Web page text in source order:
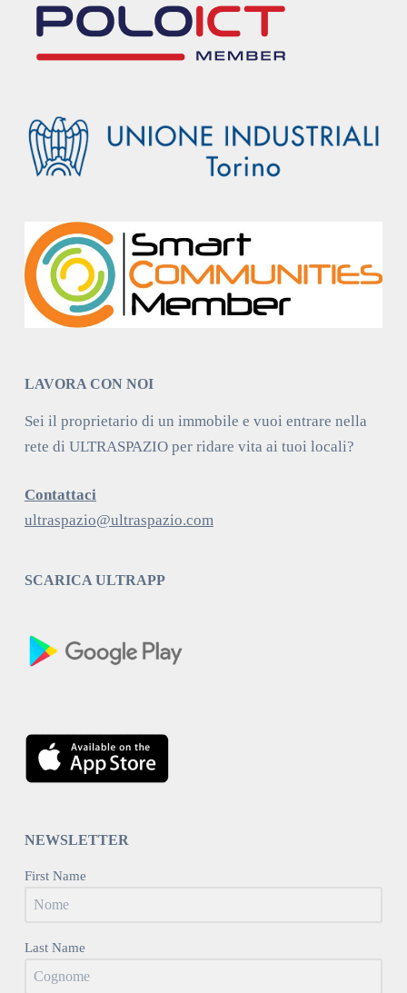
LAVORA CON NOI
Sei il proprietario di un immobile e vuoi entrare nella
rete di ULTRASPAZIO per ridare vita ai tuoi locali?
Contattaci
ultraspazio@ultraspazio.com
SCARICA ULTRAPP
NEWSLETTER
First Name
Last Name